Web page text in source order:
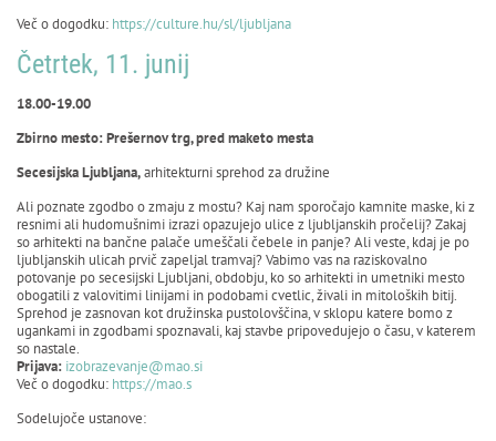
Več o dogodku: https://culture.hu/sl/ljubljana
Četrtek, 11. junij
18.00-19.00
Zbirno mesto: Prešernov trg, pred maketo mesta
Secesijska Ljubljana,arhitekturni sprehod za družine
Ali poznate zgodbo o zmaju z mostu? Kaj nam sporočajo kamnite maske, ki z
resnimi ali hudomušnimi izrazi opazujejo ulice z ljubljanskih pročelij? Zakaj
so arhitekti na bančne palače umeščali čebele in panje? Ali veste, kdaj je po
ljubljanskih ulicah prvič zapeljal tramvaj? Vabimo vas na raziskovalno
potovanje po secesijski Ljubljani, obdobju, ko so arhitekti in umetniki mesto
obogatili z valovitimi linijami in podobami cvetlic, živali in mitoloških bitij.
Sprehod je zasnovan kot družinska pustolovščina, v sklopu katere bomo z
ugankami in zgodbami spoznavali, kaj stavbe pripovedujejo o času, v katerem
so nastale.
Prijava: izobrazevanje@mao.si
Več o dogodku: https://mao.s
Sodelujoče ustanove: